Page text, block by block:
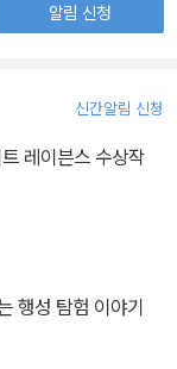
알림 신청
신간알림 신청
레이븐스 수상작
행성 탐험 이야기